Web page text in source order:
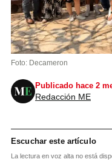
Foto: Decameron
Publicado hace 2
Redacción ME
Escuchar este artículo
La lectura en voz alta no está